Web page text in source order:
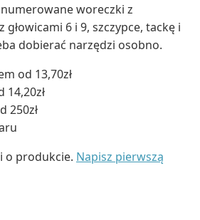
woreczki z
6 i 9, szczypce, tackę i
dobierać narzędzi osobno.
od 13,70zł
14,20zł
250zł
o produkcie. Napisz pierwszą